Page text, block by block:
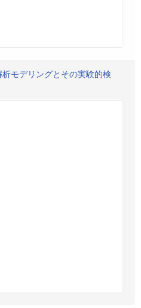
モデリングとその実験的検